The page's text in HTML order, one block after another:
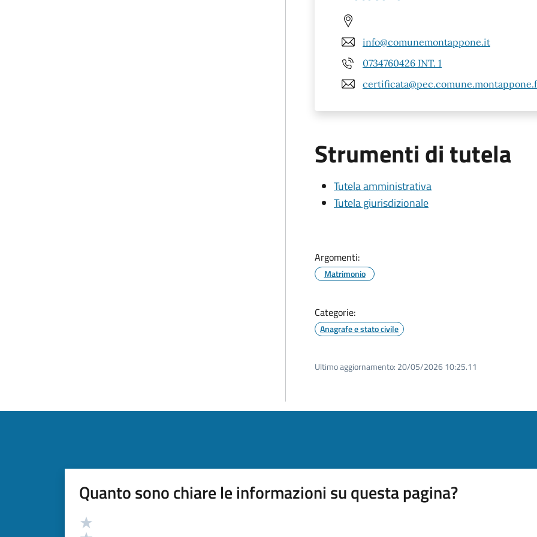
info@comunemontappone.it
0734760426 INT. 1
Strumenti di tutela
Tutela amministrativa
Tutela giurisdizionale
Argomenti:
Matrimonio
Categorie:
Anagrafe e stato civile
Ultimo aggiornamento: 20/05/2026 10:25.11
Quanto sono chiare le informazioni su questa pagina?
Valutazione